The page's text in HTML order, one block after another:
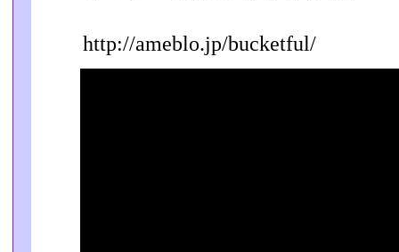
http://ameblo.jp/bucketful/